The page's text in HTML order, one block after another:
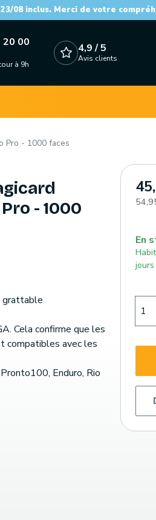
08 inclus. Merci de votre
20 00
à 9h
4,9 / 5
Avis clients
Pro - 1000 faces
- 1000
grattable
Cela confirme que les
compatibles avec les
Enduro, Rio
En
jours